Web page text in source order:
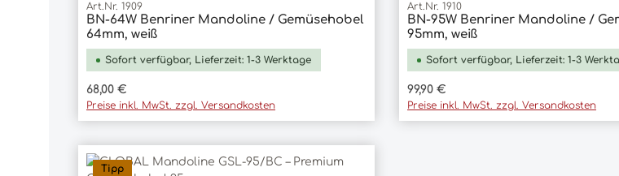
In den Warenkorb
Art.Nr. 1909
BN-64W Benriner Mandoline / Gemüsehobel
64mm, weiß
Sofort verfügbar, Lieferzeit: 1-3 Werktage
Regulärer Preis:
68,00 €
Preise inkl. MwSt. zzgl. Versandkosten
In den Warenkorb
Art.Nr. 1910
BN-95W Benriner Mandoline /
95mm, weiß
Sofort verfügbar, Lieferzeit: 1-3
Regulärer Preis:
99,90 €
Preise inkl. MwSt. zzgl. Versandkosten
Tipp